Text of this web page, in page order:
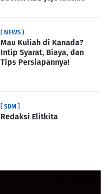
( NEWS )
Mau Kuliah di Kanada?
Intip Syarat, Biaya, dan
Tips Persiapannya!
[ SDM ]
Redaksi Elitkita